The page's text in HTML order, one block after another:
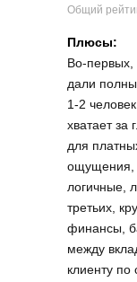
Общий
Плюсы:
Во-первых,
дали
1-2
хватает за
для
ощущения,
логичные,
третьих,
финансы,
между
клиенту по